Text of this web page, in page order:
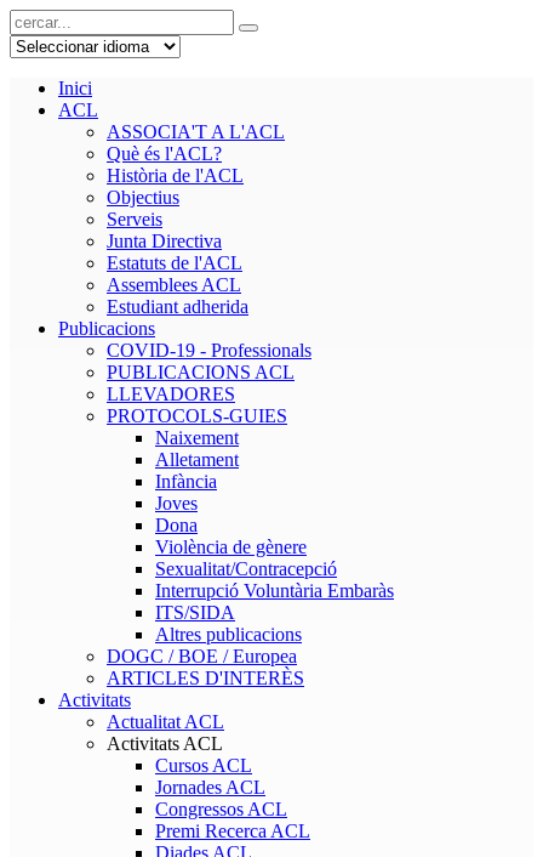
Inici
ACL
ASSOCIA'T A L'ACL
Què és l'ACL?
Història de l'ACL
Objectius
Serveis
Junta Directiva
Estatuts de l'ACL
Assemblees ACL
Estudiant adherida
Publicacions
COVID-19 - Professionals
PUBLICACIONS ACL
LLEVADORES
PROTOCOLS-GUIES
Naixement
Alletament
Infància
Joves
Dona
Violència de gènere
Sexualitat/Contracepció
Interrupció Voluntària Embaràs
ITS/SIDA
Altres publicacions
DOGC / BOE / Europea
ARTICLES D'INTERÈS
Activitats
Actualitat ACL
Activitats ACL
Cursos ACL
Jornades ACL
Congressos ACL
Premi Recerca ACL
Diades ACL